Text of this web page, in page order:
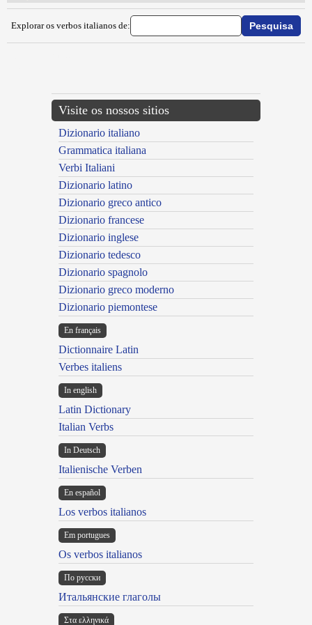
Explorar os verbos italianos de:
Visite os nossos sitios
Dizionario italiano
Grammatica italiana
Verbi Italiani
Dizionario latino
Dizionario greco antico
Dizionario francese
Dizionario inglese
Dizionario tedesco
Dizionario spagnolo
Dizionario greco moderno
Dizionario piemontese
En français
Dictionnaire Latin
Verbes italiens
In english
Latin Dictionary
Italian Verbs
In Deutsch
Italienische Verben
En español
Los verbos italianos
Em portugues
Os verbos italianos
По русски
Итальянские глаголы
Στα ελληνικά